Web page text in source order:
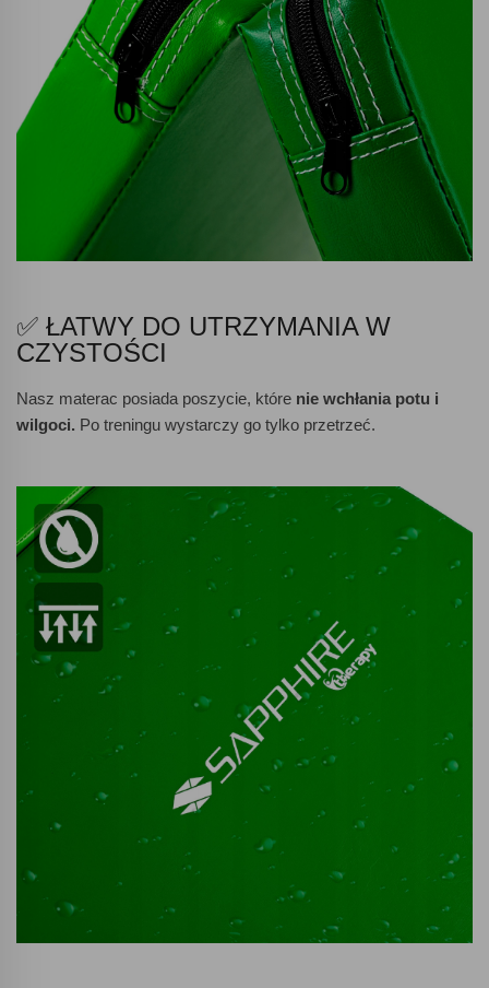
✅ ŁATWY DO UTRZYMANIA W
CZYSTOŚCI
Nasz materac posiada poszycie, które nie wchłania potu i
wilgoci. Po treningu wystarczy go tylko przetrzeć.